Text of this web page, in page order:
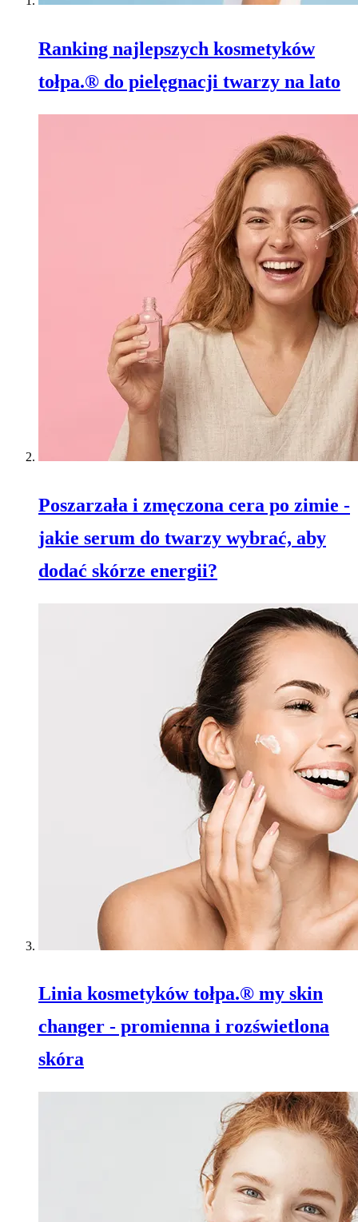
Ranking najlepszych kosmetyków
tołpa.® do pielęgnacji twarzy na lato
Poszarzała i zmęczona cera po zimie -
jakie serum do twarzy wybrać, aby
dodać skórze energii?
Linia kosmetyków tołpa.® my skin
changer - promienna i rozświetlona
skóra